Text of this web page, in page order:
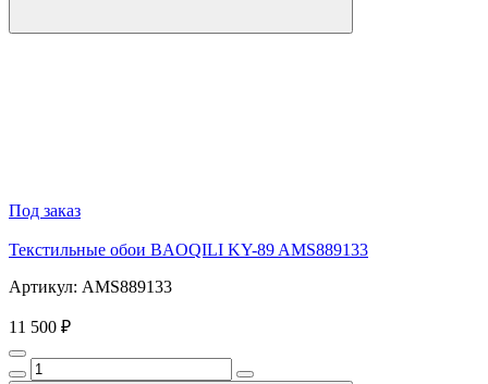
Под заказ
Текстильные обои BAOQILI KY-89 AMS889133
Артикул: AMS889133
11 500 ₽